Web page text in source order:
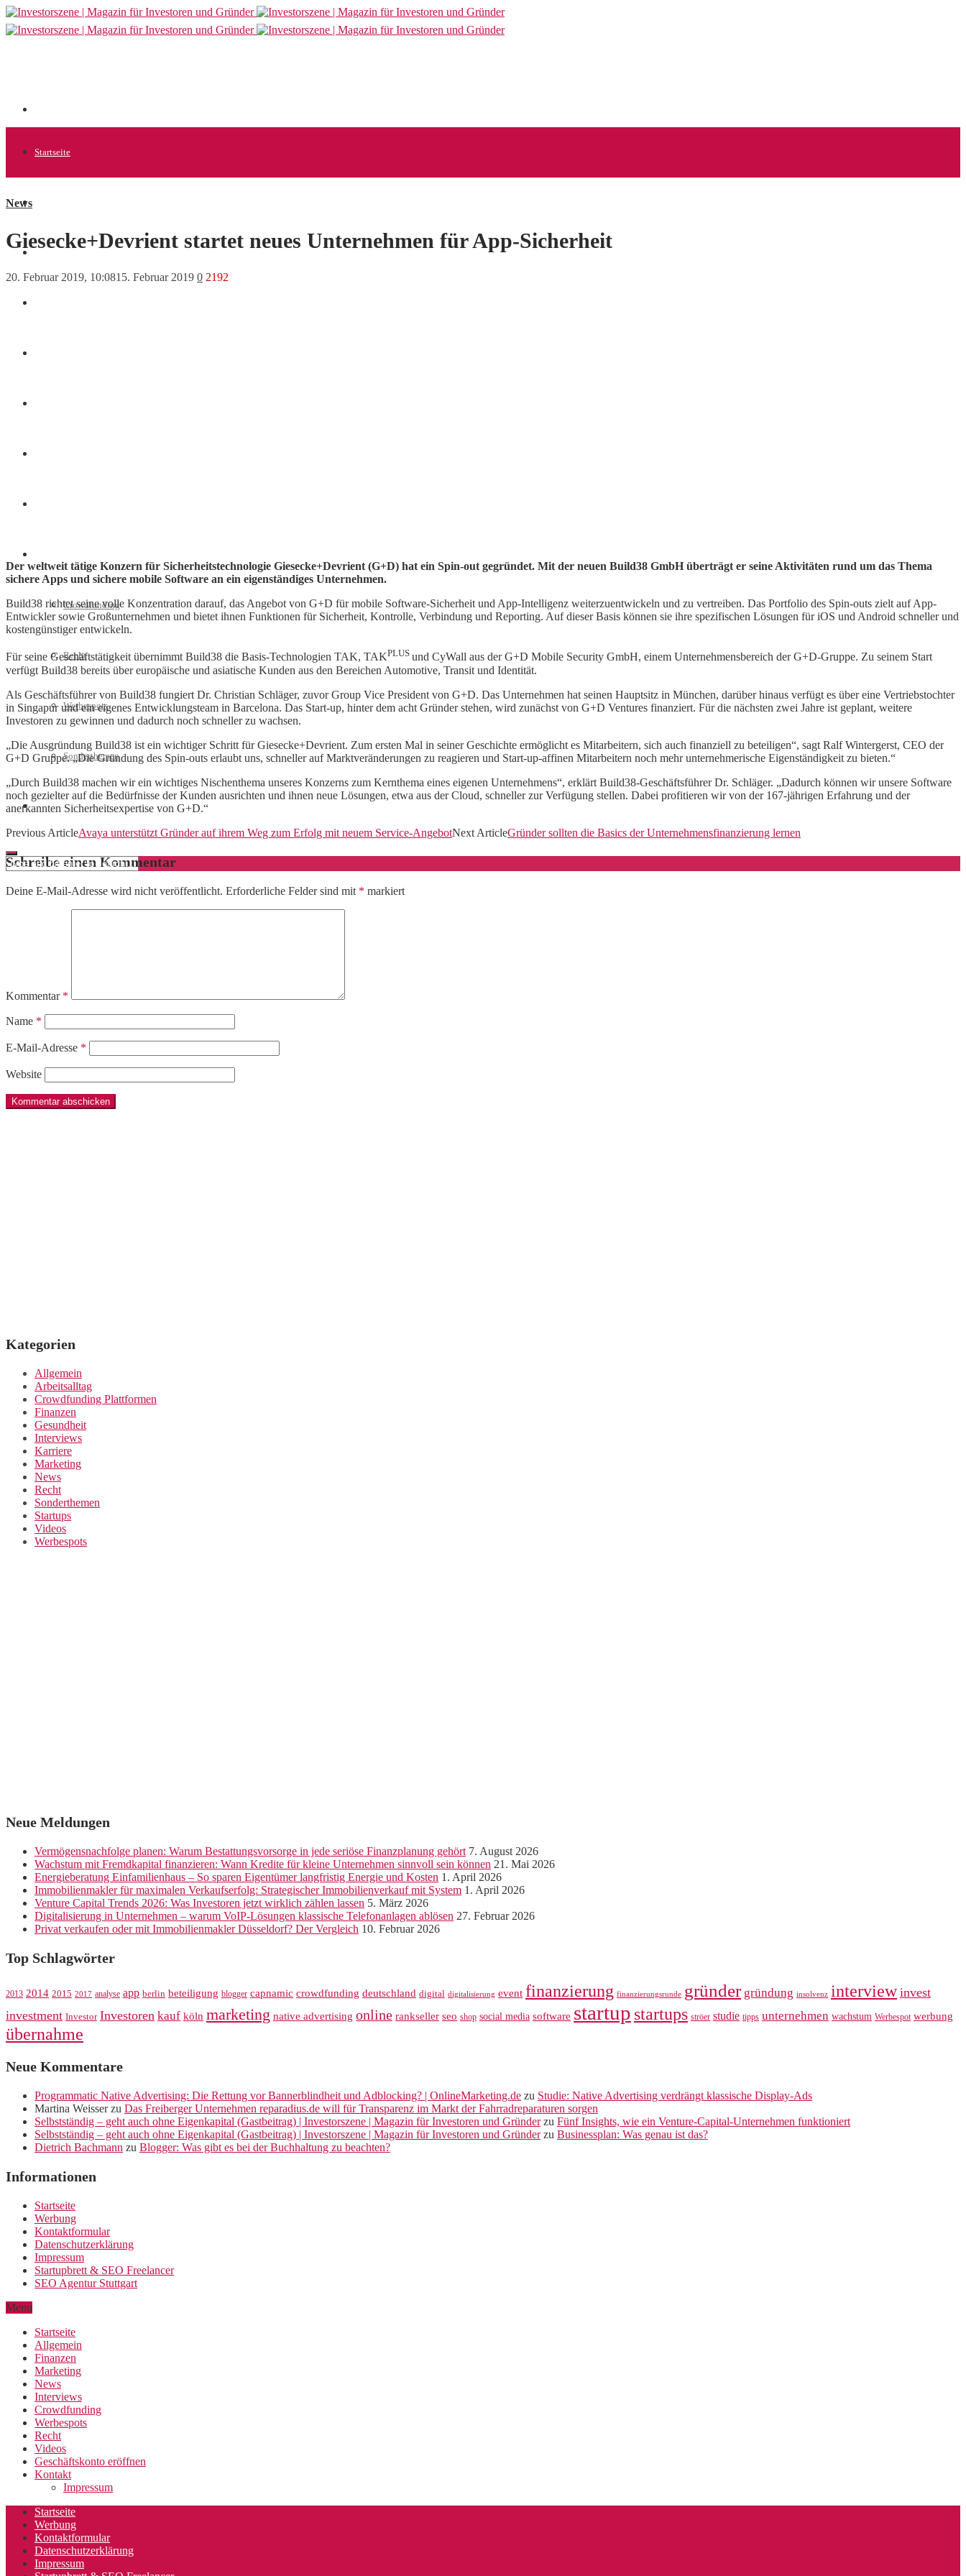
Startseite
Crowdfunding
Recht
Werbespots
Sonderthemen
Geschäftskonto eröffnen
News
Giesecke+Devrient startet neues Unternehmen für App-Sicherheit
20. Februar 2019, 10:0815. Februar 2019 0 2192
Der weltweit tätige Konzern für Sicherheitstechnologie Giesecke+Devrient (G+D) hat ein Spin-out gegründet. Mit der neuen Build38 GmbH überträgt er seine Aktivitäten rund um das Thema
sichere Apps und sichere mobile Software an ein eigenständiges Unternehmen.
Build38 richtet seine volle Konzentration darauf, das Angebot von G+D für mobile Software-Sicherheit und App-Intelligenz weiterzuentwickeln und zu vertreiben. Das Portfolio des Spin-outs zielt auf App-
Entwickler sowie Großunternehmen und bietet ihnen Funktionen für Sicherheit, Kontrolle, Verbindung und Reporting. Auf dieser Basis können sie ihre spezifischen Lösungen für iOS und Android schneller und
kostengünstiger entwickeln.
Für seine Geschäftstätigkeit übernimmt Build38 die Basis-Technologien TAK, TAKPLUS und CyWall aus der G+D Mobile Security GmbH, einem Unternehmensbereich der G+D-Gruppe. Zu seinem Start
verfügt Build38 bereits über europäische und asiatische Kunden aus den Bereichen Automotive, Transit und Identität.
Als Geschäftsführer von Build38 fungiert Dr. Christian Schläger, zuvor Group Vice President von G+D. Das Unternehmen hat seinen Hauptsitz in München, darüber hinaus verfügt es über eine Vertriebstochter
in Singapur und ein eigenes Entwicklungsteam in Barcelona. Das Start-up, hinter dem acht Gründer stehen, wird zunächst von G+D Ventures finanziert. Für die nächsten zwei Jahre ist geplant, weitere
Investoren zu gewinnen und dadurch noch schneller zu wachsen.
„Die Ausgründung Build38 ist ein wichtiger Schritt für Giesecke+Devrient. Zum ersten Mal in seiner Geschichte ermöglicht es Mitarbeitern, sich auch finanziell zu beteiligen“, sagt Ralf Wintergerst, CEO der
G+D Gruppe. „Die Gründung des Spin-outs erlaubt uns, schneller auf Marktveränderungen zu reagieren und Start-up-affinen Mitarbeitern noch mehr unternehmerische Eigenständigkeit zu bieten.“
„Durch Build38 machen wir ein wichtiges Nischenthema unseres Konzerns zum Kernthema eines eigenen Unternehmens“, erklärt Build38-Geschäftsführer Dr. Schläger. „Dadurch können wir unsere Software
noch gezielter auf die Bedürfnisse der Kunden ausrichten und ihnen neue Lösungen, etwa aus der Cloud, schneller zur Verfügung stellen. Dabei profitieren wir von der 167-jährigen Erfahrung und der
anerkannten Sicherheitsexpertise von G+D.“
Previous ArticleAvaya unterstützt Gründer auf ihrem Weg zum Erfolg mit neuem Service-AngebotNext ArticleGründer sollten die Basics der Unternehmensfinanzierung lernen
Schreibe einen Kommentar
Deine E-Mail-Adresse wird nicht veröffentlicht. Erforderliche Felder sind mit * markiert
Kommentar *
Name *
E-Mail-Adresse *
Website
Kategorien
Allgemein
Arbeitsalltag
Crowdfunding Plattformen
Finanzen
Gesundheit
Interviews
Karriere
Marketing
News
Recht
Sonderthemen
Startups
Videos
Werbespots
Neue Meldungen
Vermögensnachfolge planen: Warum Bestattungsvorsorge in jede seriöse Finanzplanung gehört 7. August 2026
Wachstum mit Fremdkapital finanzieren: Wann Kredite für kleine Unternehmen sinnvoll sein können 21. Mai 2026
Energieberatung Einfamilienhaus – So sparen Eigentümer langfristig Energie und Kosten 1. April 2026
Immobilienmakler für maximalen Verkaufserfolg: Strategischer Immobilienverkauf mit System 1. April 2026
Venture Capital Trends 2026: Was Investoren jetzt wirklich zählen lassen 5. März 2026
Digitalisierung in Unternehmen – warum VoIP-Lösungen klassische Telefonanlagen ablösen 27. Februar 2026
Privat verkaufen oder mit Immobilienmakler Düsseldorf? Der Vergleich 10. Februar 2026
Top Schlagwörter
2013 2014 2015 2017 analyse app berlin beteiligung blogger capnamic crowdfunding deutschland digital digitalisierung event finanzierung finanzierungsrunde gründer gründung insolvenz interview invest
investment Investor Investoren kauf köln marketing native advertising online rankseller seo shop social media software startup startups ströer studie tipps unternehmen wachstum Werbespot werbung
übernahme
Neue Kommentare
Programmatic Native Advertising: Die Rettung vor Bannerblindheit und Adblocking? | OnlineMarketing.de zu Studie: Native Advertising verdrängt klassische Display-Ads
Martina Weisserzu Das Freiberger Unternehmen reparadius.de will für Transparenz im Markt der Fahrradreparaturen sorgen
Selbstständig – geht auch ohne Eigenkapital (Gastbeitrag) | Investorszene | Magazin für Investoren und Gründerzu Fünf Insights, wie ein Venture-Capital-Unternehmen funktioniert
Selbstständig – geht auch ohne Eigenkapital (Gastbeitrag) | Investorszene | Magazin für Investoren und Gründerzu Businessplan: Was genau ist das?
Dietrich Bachmann zu Blogger: Was gibt es bei der Buchhaltung zu beachten?
Informationen
Startseite
Werbung
Kontaktformular
Datenschutzerklärung
Impressum
Startupbrett & SEO Freelancer
SEO Agentur Stuttgart
Menu
Startseite
Allgemein
Finanzen
Marketing
News
Interviews
Crowdfunding
Werbespots
Recht
Videos
Geschäftskonto eröffnen
Kontakt
Impressum
Startseite
Werbung
Kontaktformular
Datenschutzerklärung
Impressum